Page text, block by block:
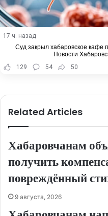
17 ч. назад
Суд закрыл хабаровское кафе
Новости
129
54 50
Related Articles
Хабаровчанам
получить
повреждённый
9 августа, 2026